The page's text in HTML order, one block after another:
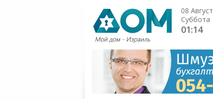
08 Август
Суббота
01:14